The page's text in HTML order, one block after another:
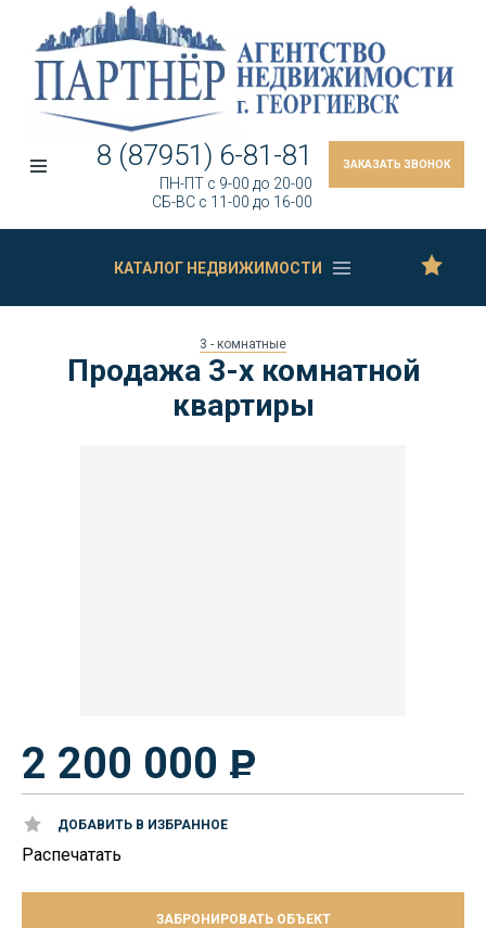
ЗАКАЗАТЬ ЗВОНОК
8 (87951) 6-81-81
ПН-ПТ c 9-00 до 20-00
СБ-ВС c 11-00 до 16-00
КАТАЛОГ НЕДВИЖИМОСТИ
3 - комнатные
Продажа 3-х комнатной
квартиры
2 200 000
ДОБАВИТЬ В ИЗБРАННОЕ
Распечатать
ЗАБРОНИРОВАТЬ ОБЪЕКТ